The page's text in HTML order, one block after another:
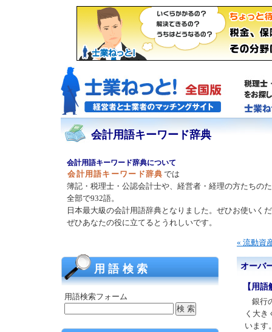
会計用語キーワード辞典
会計用語キーワード辞典について
会計用語キーワード辞典 では
簿記・税理士・公認会計士や、経営者・経理の方たちの
全部で932語。
日本最大級の会計用語辞典となりました。ぜひお使いく
ぜひあなたの役に立てるとうれしいです。
« 流動資
オーバ
【用
銀行
く大き
います
用語検索
用語検索フォーム